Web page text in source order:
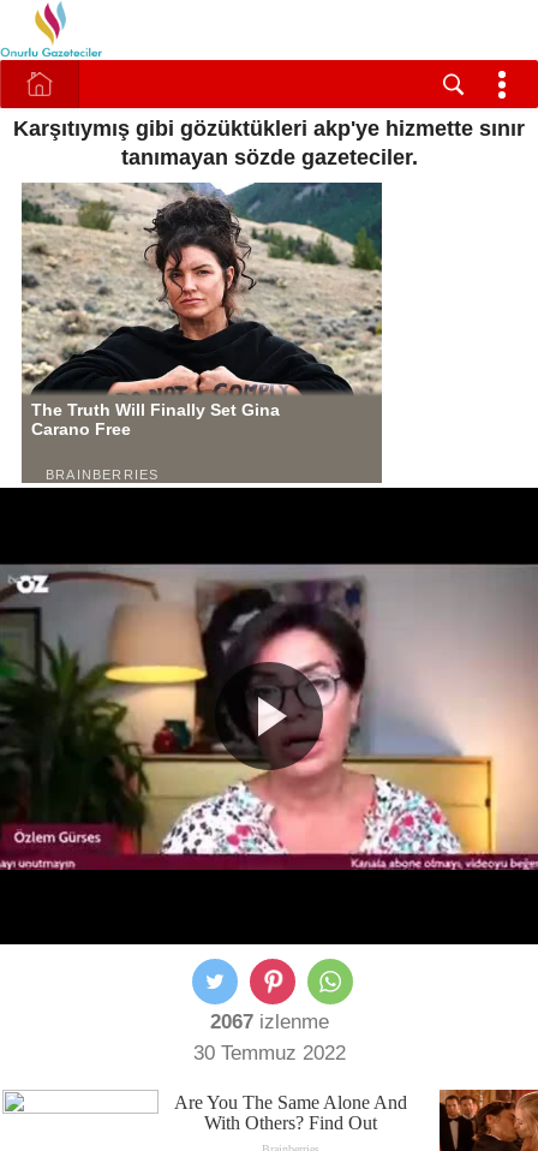
Karşıtıymış gibi gözüktükleri akp'ye hizmette sınır
tanımayan sözde gazeteciler.
2067izlenme
30 Temmuz 2022